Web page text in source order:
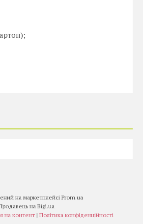
на маркетплейсіProm.ua
на Bigl.ua
на контент | Політика конфіденційності